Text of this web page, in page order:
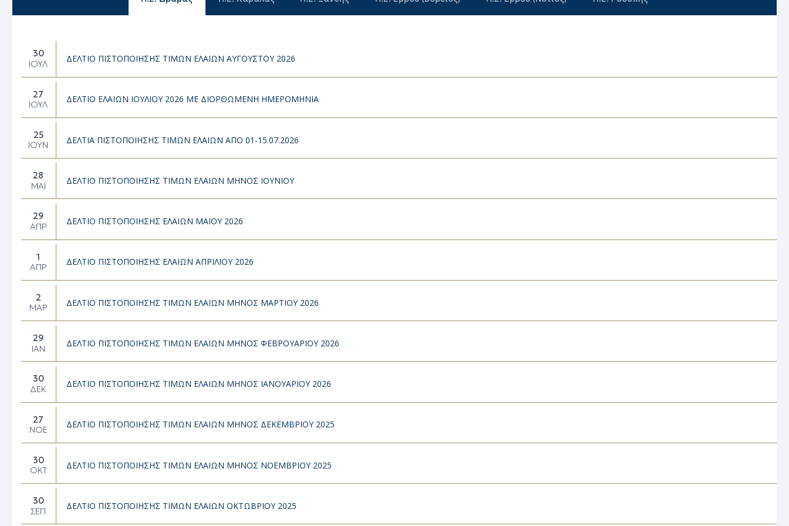
30
ΙΟΎΛ
ΔΕΛΤΙΟ ΠΙΣΤΟΠΟΙΗΣΗΣ ΤΙΜΩΝ ΕΛΑΙΩΝ ΑΥΓΟΥΣΤΟΥ 2026
27
ΙΟΎΛ
ΔΕΛΤΙΟ ΕΛΑΙΩΝ ΙΟΥΛΙΟΥ 2026 ΜΕ ΔΙΟΡΘΩΜΕΝΗ ΗΜΕΡΟΜΗΝΙΑ
25
ΙΟΎΝ
ΔΕΛΤΙΑ ΠΙΣΤΟΠΟΙΗΣΗΣ ΤΙΜΩΝ ΕΛΑΙΩΝ ΑΠΟ 01-15.07.2026
28
ΜΆΙ
ΔΕΛΤΙΟ ΠΙΣΤΟΠΟΙΗΣΗΣ ΤΙΜΩΝ ΕΛΑΙΩΝ ΜΗΝΟΣ ΙΟΥΝΙΟΥ
29
ΑΠΡ
ΔΕΛΤΙΟ ΠΙΣΤΟΠΟΙΗΣΗΣ ΕΛΑΙΩΝ ΜΑΪΟΥ 2026
1
ΑΠΡ
ΔΕΛΤΙΟ ΠΙΣΤΟΠΟΙΗΣΗΣ ΕΛΑΙΩΝ ΑΠΡΙΛΙΟΥ 2026
2
ΜΑΡ
ΔΕΛΤΙΟ ΠΙΣΤΟΠΟΙΗΣΗΣ ΤΙΜΩΝ ΕΛΑΙΩΝ ΜΗΝΟΣ ΜΑΡΤΙΟΥ 2026
29
ΙΑΝ
ΔΕΛΤΙΟ ΠΙΣΤΟΠΟΙΗΣΗΣ ΤΙΜΩΝ ΕΛΑΙΩΝ ΜΗΝΟΣ ΦΕΒΡΟΥΑΡΙΟΥ 2026
30
ΔΕΚ
ΔΕΛΤΙΟ ΠΙΣΤΟΠΟΙΗΣΗΣ ΤΙΜΩΝ ΕΛΑΙΩΝ ΜΗΝΟΣ ΙΑΝΟΥΑΡΙΟΥ 2026
27
ΝΟΈ
ΔΕΛΤΙΟ ΠΙΣΤΟΠΟΙΗΣΗΣ ΤΙΜΩΝ ΕΛΑΙΩΝ ΜΗΝΟΣ ΔΕΚΕΜΒΡΙΟΥ 2025
30
ΟΚΤ
ΔΕΛΤΙΟ ΠΙΣΤΟΠΟΙΗΣΗΣ ΤΙΜΩΝ ΕΛΑΙΩΝ ΜΗΝΟΣ ΝΟΕΜΒΡΙΟΥ 2025
30
ΣΕΠ
ΔΕΛΤΙΟ ΠΙΣΤΟΠΟΙΗΣΗΣ ΤΙΜΩΝ ΕΛΑΙΩΝ ΟΚΤΩΒΡΙΟΥ 2025